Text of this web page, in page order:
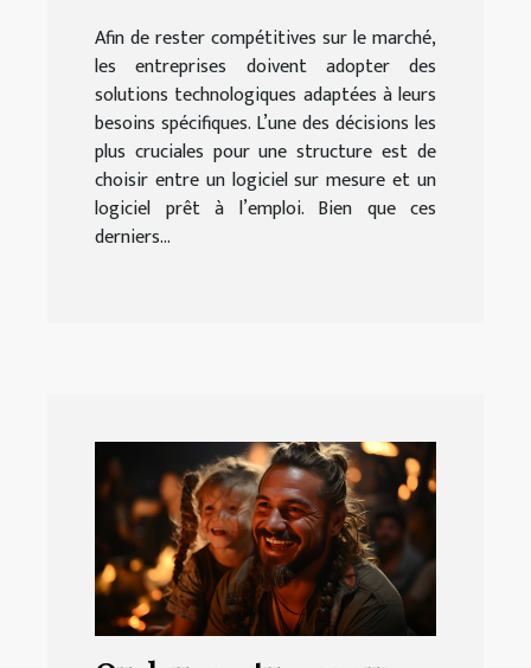
Afin de rester compétitives sur le marché,
les entreprises doivent adopter des
solutions technologiques adaptées à leurs
besoins spécifiques. L’une des décisions les
plus cruciales pour une structure est de
choisir entre un logiciel sur mesure et un
logiciel prêt à l’emploi. Bien que ces
derniers...